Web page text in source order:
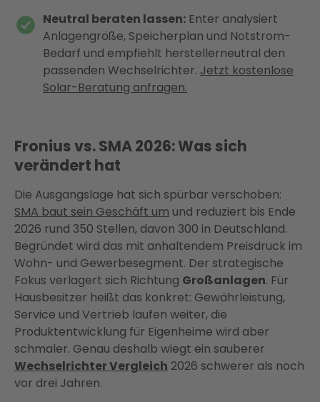
Neutral beraten lassen: Enter analysiert
Anlagengröße, Speicherplan und Notstrom-
Bedarf und empfiehlt herstellerneutral den
passenden Wechselrichter. Jetzt kostenlose
Solar-Beratung anfragen.
Fronius vs. SMA 2026: Was sich
verändert hat
Die Ausgangslage hat sich spürbar verschoben:
SMA baut sein Geschäft um und reduziert bis Ende
2026 rund 350 Stellen, davon 300 in Deutschland.
Begründet wird das mit anhaltendem Preisdruck im
Wohn- und Gewerbesegment. Der strategische
Fokus verlagert sich Richtung Großanlagen. Für
Hausbesitzer heißt das konkret: Gewährleistung,
Service und Vertrieb laufen weiter, die
Produktentwicklung für Eigenheime wird aber
schmaler. Genau deshalb wiegt ein sauberer
Wechselrichter Vergleich 2026 schwerer als noch
vor drei Jahren.